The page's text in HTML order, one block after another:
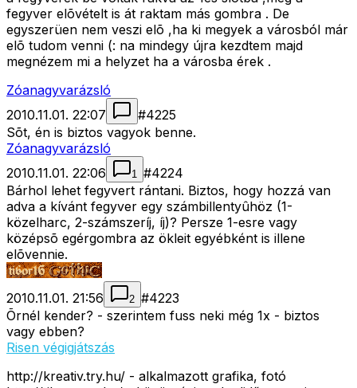
fegyver elõvételt is át raktam más gombra . De
egyszerüen nem veszi elõ ,ha ki megyek a városból már
elõ tudom venni (: na mindegy újra kezdtem majd
megnézem mi a helyzet ha a városba érek .
Zóanagyvarázsló
2010.11.01. 22:07
#4225
Sõt, én is biztos vagyok benne.
Zóanagyvarázsló
2010.11.01. 22:06
1 #4224
Bárhol lehet fegyvert rántani. Biztos, hogy hozzá van
adva a kívánt fegyver egy számbillentyûhöz (1-
közelharc, 2-számszeríj, íj)? Persze 1-esre vagy
középsõ egérgombra az ökleit egyébként is illene
elõvennie.
2010.11.01. 21:56 2 #4223
Õrnél kender? - szerintem fuss neki még 1x - biztos
vagy ebben?
Risen végigjátszás
http://kreativ.try.hu/ - alkalmazott grafika, fotó